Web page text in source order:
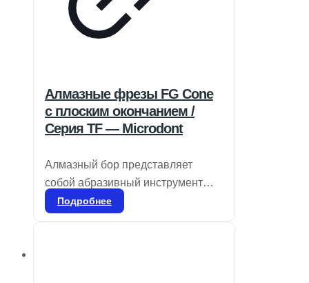
Алмазные фрезы FG Cone
с плоским окончанием /
Серия TF — Microdont
Алмазный бор представляет
собой абразивный инструмент
для стоматологического
Подробнее